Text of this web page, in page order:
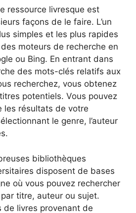
ressource livresque est
façons de le faire. L’un
simples et les plus rapides
moteurs de recherche en
ou Bing. En entrant dans
des mots-clés relatifs aux
recherchez, vous obtenez
potentiels. Vous pouvez
les résultats de votre
le genre, l’auteur
bibliothèques
disposent de bases
où vous pouvez rechercher
titre, auteur ou sujet.
de livres provenant de